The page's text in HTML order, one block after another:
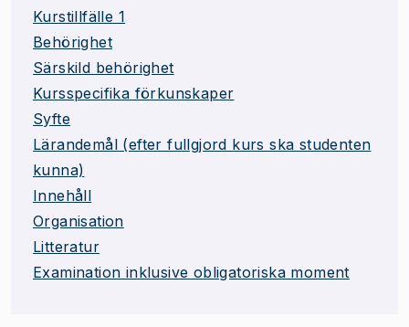
Kurstillfälle 1
Behörighet
Särskild behörighet
Kursspecifika förkunskaper
Syfte
Lärandemål (efter fullgjord kurs ska studenten
kunna)
Innehåll
Organisation
Litteratur
Examination inklusive obligatoriska moment